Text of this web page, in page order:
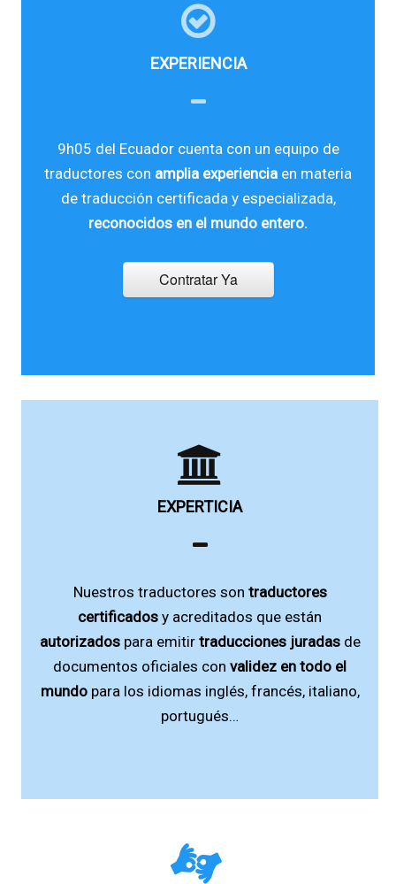
EXPERIENCIA
9h05 del Ecuador cuenta con un equipo de
traductores con amplia experiencia en materia
de traducción certificada y especializada,
reconocidos en el mundo entero.
Contratar Ya
EXPERTICIA
Nuestros traductores son traductores
certificados y acreditados que están
autorizadospara emitirtraducciones juradasde
documentos oficiales con validez en todo el
mundopara los idiomas inglés, francés, italiano,
portugués…